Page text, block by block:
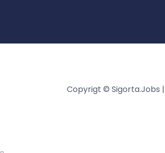
Copyrigt © Sigorta.Jobs |